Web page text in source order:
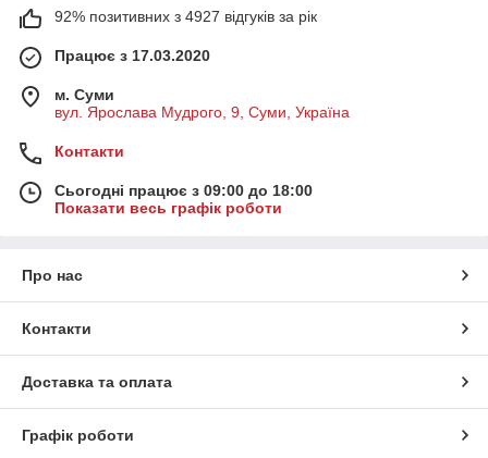
92% позитивних з 4927 відгуків за рік
Працює з 17.03.2020
м. Суми
вул. Ярослава Мудрого, 9, Суми, Україна
Контакти
Сьогодні працює з 09:00 до 18:00
Показати весь графік роботи
Про нас
Контакти
Доставка та оплата
Графік роботи